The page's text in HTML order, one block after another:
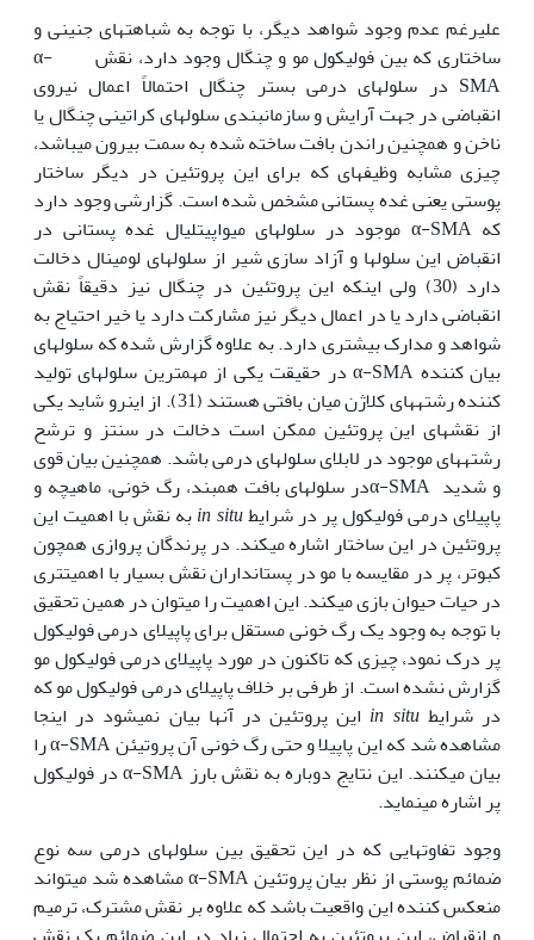
علیرغم عدم وجود شواهد دیگر، با توجه به شباهتهای جنینی و
ساختاری که بین فولیکول مو و چنگال وجود دارد، نقش α-
SMA در سلولهای درمی بستر چنگال احتمالاً اعمال نیروی
انقباضی در جهت آرایش و سازمانبندی سلولهای کراتینی چنگال یا
ناخن و همچنین راندن بافت ساخته شده به سمت بیرون می‏باشد،
چیزی مشابه وظیفه‏ای که برای این پروتئین در دیگر ساختار
پوستی یعنی غده پستانی مشخص شده است. گزارشی وجود دارد
که α-SMA موجود در سلولهای میواپیتلیال غده پستانی در
انقباض این سلولها و آزاد سازی شیر از سلولهای لومینال دخالت
دارد (30) ولی اینکه این پروتئین در چنگال نیز دقیقاً نقش
انقباضی دارد یا در اعمال دیگر نیز مشارکت دارد یا خیر احتیاج به
شواهد و مدارک بیشتری دارد. به علاوه گزارش شده که سلولهای
بیان کننده α-SMA در حقیقت یکی از مهمترین سلولهای تولید
کننده رشته‏های کلاژن میان بافتی هستند (31). از اینرو شاید یکی
از نقشهای این پروتئین ممکن است دخالت در سنتز و ترشح
رشته‏های موجود در لابلای سلولهای درمی باشد. همچنین بیان قوی
و شدید α-SMAدر سلولهای بافت همبند، رگ خونی، ماهیچه و
پاپیلای درمی فولیکول پر در شرایطin situبه نقش با اهمیت این
پروتئین در این ساختار اشاره می‏کند. در پرندگان پروازی همچون
کبوتر، پر در مقایسه با مو در پستانداران نقش بسیار با اهمیت‏تری
در حیات حیوان بازی می‏کند. این اهمیت را می‏توان در همین تحقیق
با توجه به وجود یک رگ خونی مستقل برای پاپیلای درمی فولیکول
پر درک نمود، چیزی که تاکنون در مورد پاپیلای درمی فولیکول مو
گزارش نشده است. از طرفی بر خلاف پاپیلای درمی فولیکول مو که
در شرایطin situ این پروتئین در آنها بیان نمی‏شود در اینجا
مشاهده شد که این پاپیلا و حتی رگ خونی آن پروتیئن α-SMA را
بیان می‏کنند. این نتایج دوباره به نقش بارز α-SMA در فولیکول
پر اشاره می‏نماید.
وجود تفاوتهایی که در این تحقیق بین سلولهای درمی سه نوع
ضمائم پوستی از نظر بیان پروتئین α-SMA مشاهده شد می‏تواند
منعکس کننده این واقعیت باشد که علاوه بر نقش مشترک، ترمیم